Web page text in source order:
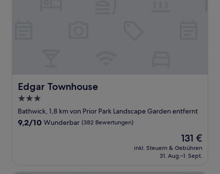
Edgar Townhouse
Edgar Townhouse
3.0-
Sterne-
Unterkunft
Bathwick, 1,8 km von Prior Park Landscape Garden entfernt
9.2
9,2/10 Wunderbar (382 Bewertungen)
Der
Preis
beträgt
131 €
inkl. Steuern & Gebühren
31. Aug.–1. Sept.